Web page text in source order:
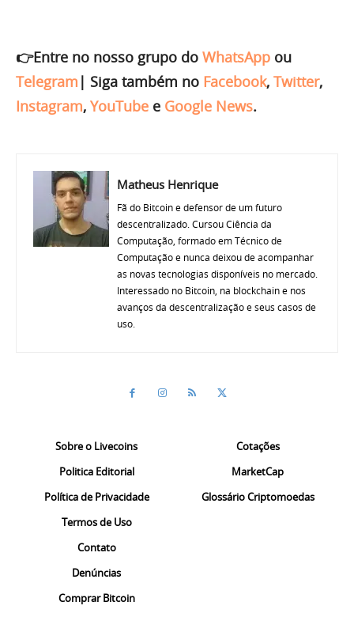
👉Entre no nosso grupo do WhatsApp ou
Telegram | Siga também no Facebook, Twitter,
Instagram, YouTube e Google News.
Matheus Henrique
Fã do Bitcoin e defensor de um futuro
descentralizado. Cursou Ciência da
Computação, formado em Técnico de
Computação e nunca deixou de acompanhar
as novas tecnologias disponíveis no mercado.
Interessado no Bitcoin, na blockchain e nos
avanços da descentralização e seus casos de
uso.
Sobre o Livecoins
Politica Editorial
Política de Privacidade
Termos de Uso
Contato
Denúncias
Comprar Bitcoin
Cotações
MarketCap
Glossário Criptomoedas